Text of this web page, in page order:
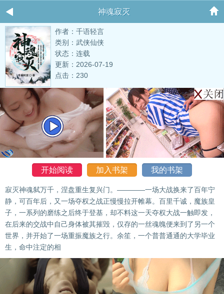
神魂寂灭
作者：千语轻言
类别：武侠仙侠
状态：连载
更新：2026-07-19
点击：230
开始阅读 加入书架 我的书架
寂灭神魂弑万千，涅盘重生复兴门。————一场大战换来了百年宁
静，可百年后，又一场夺权之战正慢慢拉开帷幕。百里千诚，魔族皇
子，一系列的磨练之后终于登基，却不料这一天夺权大战一触即发，
在后来的交战中自己身体被其摧毁，仅存的一丝魂魄便来到了另一个
世界，并开始了一场重振魔族之行。余笙，一个普普通通的大学毕业
生，命中注定的相